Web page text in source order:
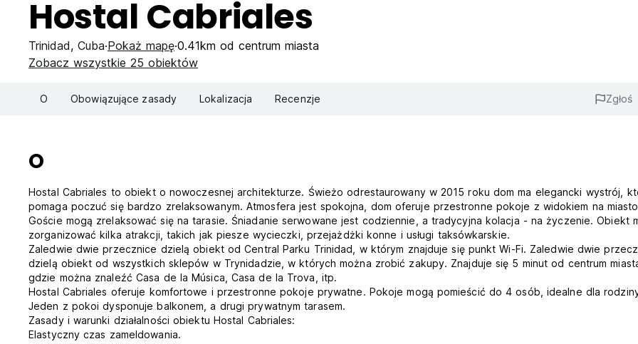
Hostal Cabriales
Trinidad, Cuba Pokaż mapę 0.41km od centrum miasta
Zobacz wszystkie 25 obiektów
O Obowiązujące zasady Lokalizacja Recenzje Zgłoś
O
Hostal Cabriales to obiekt o nowoczesnej architekturze. Świeżo odrestaurowany w 2015 roku dom ma elegancki wystrój,
pomaga poczuć się bardzo zrelaksowanym. Atmosfera jest spokojna, dom oferuje przestronne pokoje z widokiem na
Goście mogą zrelaksować się na tarasie. Śniadanie serwowane jest codziennie, a tradycyjna kolacja - na życzenie. Obiekt
zorganizować kilka atrakcji, takich jak piesze wycieczki, przejażdżki konne i usługi taksówkarskie.
Zaledwie dwie przecznice dzielą obiekt od Central Parku Trinidad, w którym znajduje się punkt Wi-Fi. Zaledwie dwie
dzielą obiekt od wszystkich sklepów w Trynidadzie, w których można zrobić zakupy. Znajduje się 5 minut od centrum
gdzie można znaleźć Casa de la Música, Casa de la Trova, itp.
Hostal Cabriales oferuje komfortowe i przestronne pokoje prywatne. Pokoje mogą pomieścić do 4 osób, idealne dla
Jeden z pokoi dysponuje balkonem, a drugi prywatnym tarasem.
Zasady i warunki działalności obiektu Hostal Cabriales:
Elastyczny czas zameldowania.